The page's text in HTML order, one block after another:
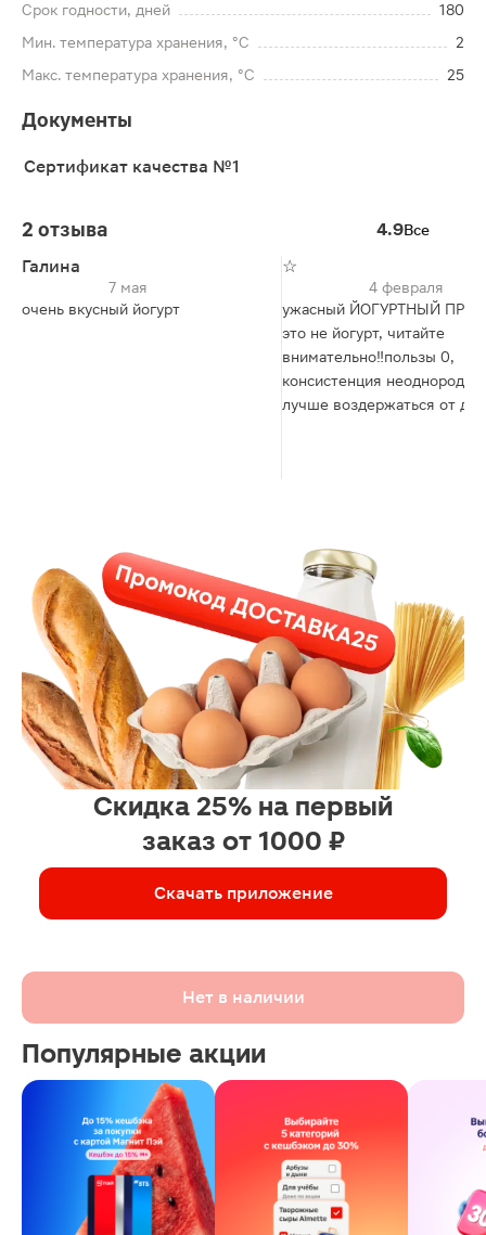
Срок годности, дней
180
Мин. температура хранения, °C
2
Макс. температура хранения, °C
25
Документы
Сертификат качества №1
2 отзыва 4.9Все
Галина
7 мая
очень вкусный йогурт
☆
4 февраля
ужасный ЙОГУРТНЫЙ
это не йогурт, читайте
внимательно‼️пользы 0,
консистенция
лучше воздержаться от
Скидка 25% на первый
заказ от 1000 ₽
Скачать приложение
Нет в наличии
Популярные акции